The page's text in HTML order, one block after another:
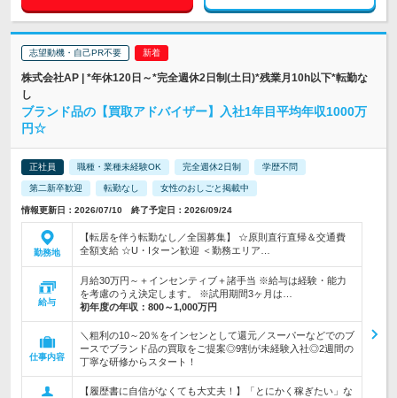
志望動機・自己PR不要
株式会社AP | *年休120日～*完全週休2日制(土日)*残業月10h以下*転勤な
し
ブランド品の【買取アドバイザー】入社1年目平均年収1000万
円☆
正社員 職種・業種未経験OK 完全週休2日制 学歴不問
第二新卒歓迎 転勤なし 女性のおしごと掲載中
情報更新日：2026/07/10 終了予定日：2026/09/24
勤務地
【転居を伴う転勤なし／全国募集】 ☆原則直行直帰＆交通費
全額支給 ☆U・Iターン歓迎 ＜勤務エリア…
給与
月給30万円～＋インセンティブ＋諸手当 ※給与は経験・能力
を考慮のうえ決定します。 ※試用期間3ヶ月は…
初年度の年収： 800～1,000万円
仕事内容
＼粗利の10～20％をインセンとして還元／スーパーなどでのブ
ースでブランド品の買取をご提案◎9割が未経験入社◎2週間の
丁寧な研修からスタート！
【履歴書に自信がなくても大丈夫！】「とにかく稼ぎたい」な